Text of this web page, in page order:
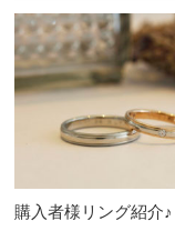
購入者様リング紹介